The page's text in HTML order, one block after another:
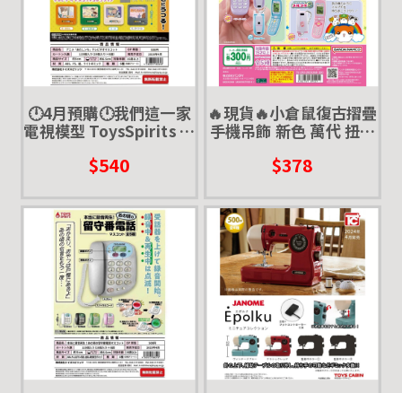
🕛4月預購🕛我們這一家
電視模型 ToysSpirits 扭
蛋 轉蛋 古早味 懷舊 電視
微縮模型
$540
🔥現貨🔥小倉鼠復古摺疊
手機吊飾 新色 萬代 扭蛋
復古 懷舊 吊飾
$378